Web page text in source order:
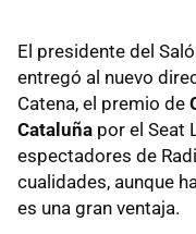
El presidente del
entregó al nuevo
Catena, el premio de
Cataluña por el Seat
espectadores de
cualidades, aunque
es una gran ventaja.